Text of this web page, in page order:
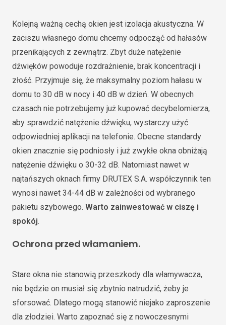
Kolejną ważną cechą okien jest izolacja akustyczna. W
zaciszu własnego domu chcemy odpocząć od hałasów
przenikających z zewnątrz. Zbyt duże natężenie
dźwięków powoduje rozdrażnienie, brak koncentracji i
złość. Przyjmuje się, że maksymalny poziom hałasu w
domu to 30 dB w nocy i 40 dB w dzień. W obecnych
czasach nie potrzebujemy już kupować decybelomierza,
aby sprawdzić natężenie dźwięku, wystarczy użyć
odpowiedniej aplikacji na telefonie. Obecne standardy
okien znacznie się podniosły i już zwykłe okna obniżają
natężenie dźwięku o 30-32 dB. Natomiast nawet w
najtańszych oknach firmy DRUTEX S.A. współczynnik ten
wynosi nawet 34-44 dB w zależności od wybranego
pakietu szybowego. Warto zainwestować w ciszę i
spokój.
Ochrona przed włamaniem.
Stare okna nie stanowią przeszkody dla włamywacza,
nie będzie on musiał się zbytnio natrudzić, żeby je
sforsować. Dlatego mogą stanowić niejako zaproszenie
dla złodziei. Warto zapoznać się z nowoczesnymi